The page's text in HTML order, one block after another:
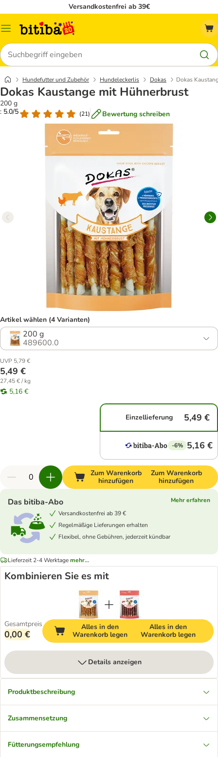
Versandkostenfrei ab 39€
Menü
Suchen
Hundefutter und Zubehör Hundeleckerlis Dokas Dokas
Dokas Kaustange mit Hühnerbrust
200 g
: 5.0/5
(21) Bewertung schreiben
Artikel wählen (4 Varianten)
200 g
489600.0
UVP 5,79 €
5,49 €
27,45 € / kg
5,16 €
Einzellieferung 5,49 €
-6% 5,16 €
Zum Warenkorb
hinzufügen
Zum Warenkorb
hinzufügen
Das bitiba-Abo
Mehr erfahren
Versandkostenfrei ab 39 €
Regelmäßige Lieferungen erhalten
Flexibel, ohne Gebühren, jederzeit kündbar
Lieferzeit 2-4 Werktagemehr...
Kombinieren Sie es mit
Gesamtpreis
0,00 €
Alles in den
Warenkorb legen
Alles in den
Warenkorb legen
Details anzeigen
Produktbeschreibung
Zusammensetzung
Fütterungsempfehlung